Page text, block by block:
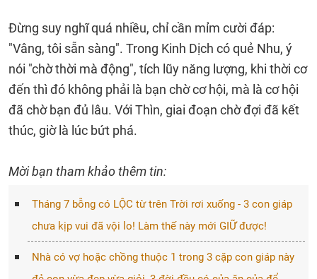
Đừng suy nghĩ quá nhiều, chỉ cần mỉm cười đáp:
"Vâng, tôi sẵn sàng". Trong Kinh Dịch có quẻ Nhu, ý
nói "chờ thời mà động", tích lũy năng lượng, khi thời cơ
đến thì đó không phải là bạn chờ cơ hội, mà là cơ hội
đã chờ bạn đủ lâu. Với Thìn, giai đoạn chờ đợi đã kết
thúc, giờ là lúc bứt phá.
Mời bạn tham khảo thêm tin:
Tháng 7 bỗng có LỘC từ trên Trời rơi xuống - 3 con giáp
chưa kịp vui đã vội lo! Làm thế này mới GIỮ được!
Nhà có vợ hoặc chồng thuộc 1 trong 3 cặp con giáp này